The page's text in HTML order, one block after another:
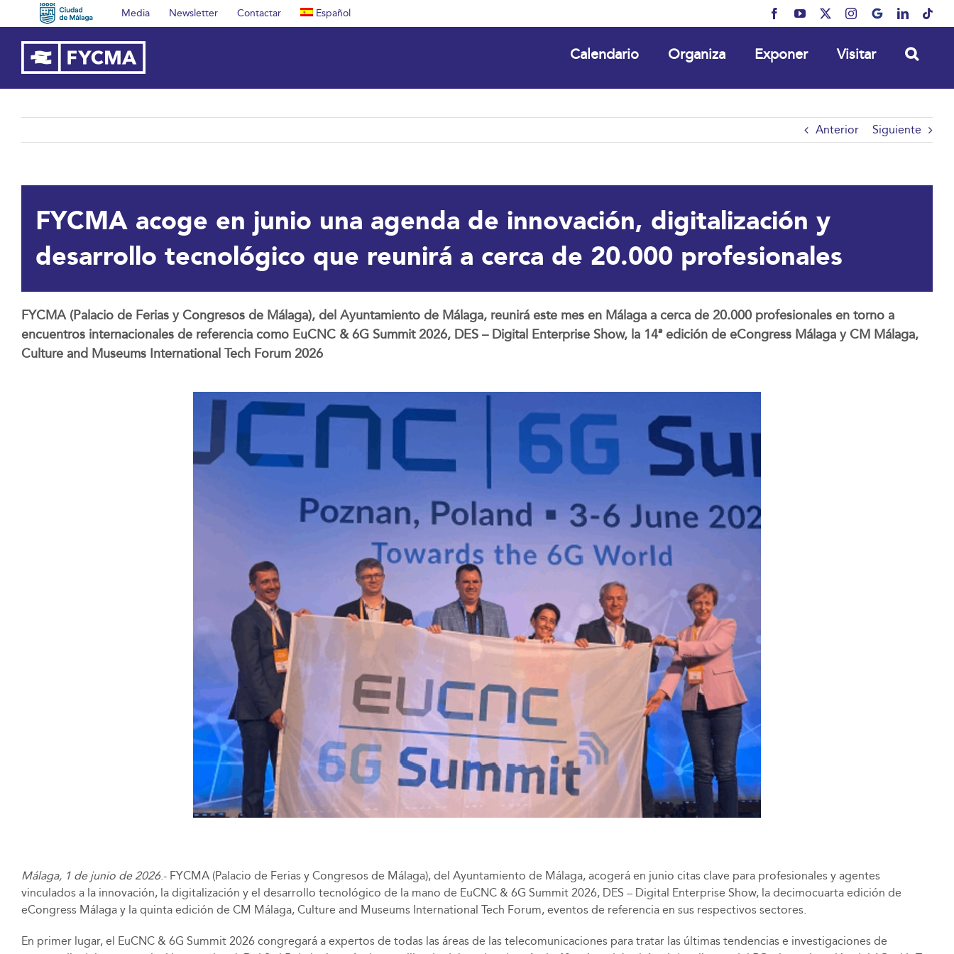
al
contenido
Media Newsletter Contactar Español FacebookYouTube Instagram
MyBusinessLinkedIn
Calendario Organiza Exponer Visitar
Anterior Siguiente
FYCMA acoge en junio una agenda de innovación, digitalización y
desarrollo tecnológico que reunirá a cerca de 20.000 profesionales
FYCMA (Palacio de Ferias y Congresos de Málaga), del Ayuntamiento de Málaga, reunirá este mes en Málaga a cerca de 20.000 profesionales en torno a
encuentros internacionales de referencia como EuCNC & 6G Summit 2026, DES – Digital Enterprise Show, la 14ª edición de eCongress Málaga y CM Málaga,
Culture and Museums International Tech Forum 2026
Málaga, 1 de junio de 2026.- FYCMA (Palacio de Ferias y Congresos de Málaga), del Ayuntamiento de Málaga, acogerá en junio citas clave para profesionales y agentes
vinculados a la innovación, la digitalización y el desarrollo tecnológico de la mano de EuCNC & 6G Summit 2026, DES – Digital Enterprise Show, la decimocuarta edición de
eCongress Málaga y la quinta edición de CM Málaga, Culture and Museums International Tech Forum, eventos de referencia en sus respectivos sectores.
En primer lugar, el EuCNC & 6G Summit 2026 congregará a expertos de todas las áreas de las telecomunicaciones para tratar las últimas tendencias e investigaciones de